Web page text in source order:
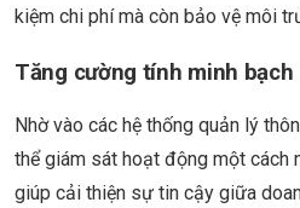
kiệm chi phí mà còn bảo vệ môi
Tăng cường tính minh bạch
Nhờ vào các hệ thống quản lý
thể giám sát hoạt động một cách
giúp cải thiện sự tin cậy giữa